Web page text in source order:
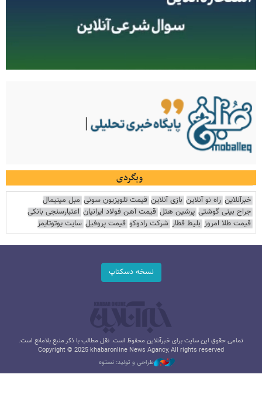
وبگردی
خبرآنلاین راه نو آنلاین بازی آنلاین قیمت تلویزیون سونی مبل مینیمال
جراح بینی گوشتی پرشین هتل قیمت آهن فولاد ایرانیان اعتبارسنجی بانکی
قیمت طلا امروز بلیط قطار شرکت رادوکو قیمت پروفیل سایت یوتوتایمز
نسخه دسکتاپ
تمامی حقوق این سایت برای خبرآنلاین محفوظ است. نقل مطالب با ذکر منبع بلامانع است.
Copyright © 2025 khabaronline News Agancy, All rights reserved
طراحی و تولید: نستوه